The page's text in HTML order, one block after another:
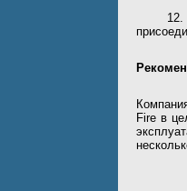
12.
Fire в